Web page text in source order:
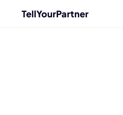
TellYourPartner